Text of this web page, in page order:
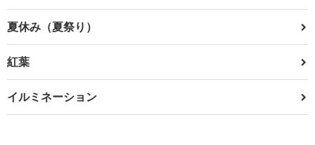
夏休み（夏祭り）
紅葉
イルミネーション